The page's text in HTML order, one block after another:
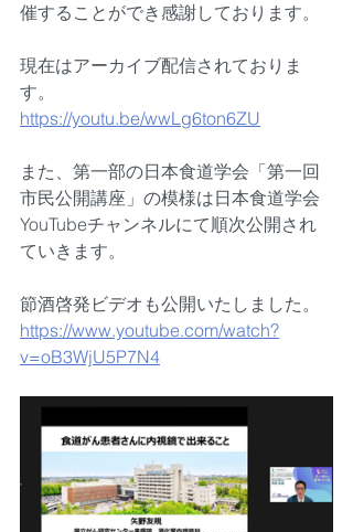
催することができ感謝しております。
現在はアーカイブ配信されておりま
す。
https://youtu.be/wwLg6ton6ZU
また、第一部の日本食道学会「第一回
市民公開講座」の模様は日本食道学会
YouTubeチャンネルにて順次公開され
ていきます。
節酒啓発ビデオも公開いたしました。
https://www.youtube.com/watch?
v=oB3WjU5P7N4